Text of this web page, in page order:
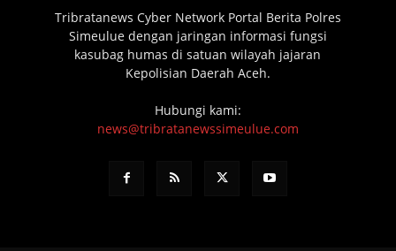
Tribratanews Cyber Network Portal Berita Polres
Simeulue dengan jaringan informasi fungsi
kasubag humas di satuan wilayah jajaran
Kepolisian Daerah Aceh.
Hubungi kami:
news@tribratanewssimeulue.com